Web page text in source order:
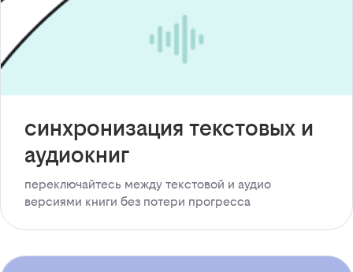
синхронизация текстовых и
аудиокниг
переключайтесь между текстовой и аудио
версиями книги без потери прогресса